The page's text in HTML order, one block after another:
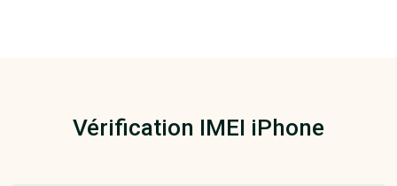
Vérification IMEI iPhone